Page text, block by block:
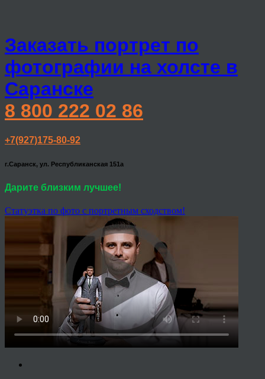
Заказать портрет по
фотографии на холсте в
Саранске
8 800 222 02 86
+7(927)175-80-92
г.Саранск, ул. Республиканская 151а
Дарите близким лучшее!
Статуэтка по фото с портретным сходством!